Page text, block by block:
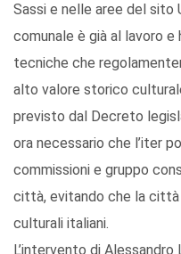
Sassi e nelle aree del sito
comunale è già al lavoro
tecniche che
alto valore storico
previsto dal Decreto
ora necessario che l’iter
commissioni e gruppo
città, evitando che la
culturali italiani.
L’intervento di